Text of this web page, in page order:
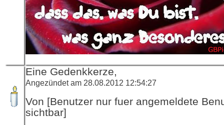
Eine Gedenkkerze,
Angezündet am 28.08.2012 12:54:27
Von [Benutzer nur fuer angemeldete
sichtbar]